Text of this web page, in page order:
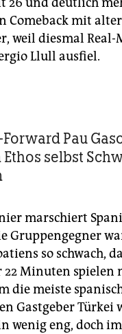
Comeback mit
weil diesmal Real-
Llull ausfiel.
Pau
selbst
marschiert
Gruppengegner
so schwach,
Minuten spielen
die meiste
Gastgeber Türkei
wenig eng, doch